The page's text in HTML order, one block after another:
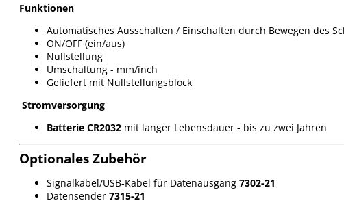
Funktionen
Automatisches Ausschalten / Einschalten durch Bewegen des
ON/OFF (ein/aus)
Nullstellung
Umschaltung - mm/inch
Geliefert mit Nullstellungsblock
Stromversorgung
Batterie CR2032 mit langer Lebensdauer - bis zu zwei Jahren
Optionales Zubehör
Signalkabel/USB-Kabel für Datenausgang 7302-21
Datensender 7315-21